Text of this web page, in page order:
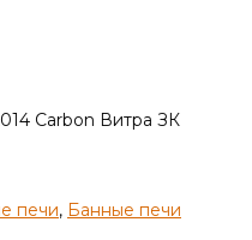
Carbon Витра ЗК
печи, Банные печи